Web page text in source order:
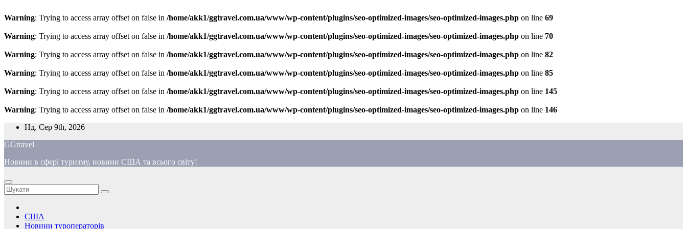
Warning: Trying to access array offset on false in /home/akk1/ggtravel.com.ua/www/wp-content/plugins/seo-optimized-images/seo-optimized-images.php on line 69
Warning: Trying to access array offset on false in /home/akk1/ggtravel.com.ua/www/wp-content/plugins/seo-optimized-images/seo-optimized-images.php on line 70
Warning: Trying to access array offset on false in /home/akk1/ggtravel.com.ua/www/wp-content/plugins/seo-optimized-images/seo-optimized-images.php on line 82
Warning: Trying to access array offset on false in /home/akk1/ggtravel.com.ua/www/wp-content/plugins/seo-optimized-images/seo-optimized-images.php on line 85
Warning: Trying to access array offset on false in /home/akk1/ggtravel.com.ua/www/wp-content/plugins/seo-optimized-images/seo-optimized-images.php on line 145
Warning: Trying to access array offset on false in /home/akk1/ggtravel.com.ua/www/wp-content/plugins/seo-optimized-images/seo-optimized-images.php on line 146
Перейти
вмісту
Нд. Сер 9th, 2026
GGtravel
Новини в сфері туризму, новини США та всього світу!
США
Новини туроператорів